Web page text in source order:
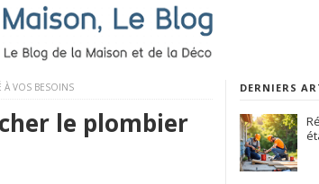
À VOS BESOINS
le plombier
DERNIERS